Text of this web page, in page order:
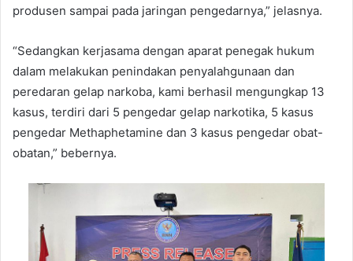
produsen sampai pada jaringan pengedarnya,” jelasnya.
“Sedangkan kerjasama dengan aparat penegak hukum
dalam melakukan penindakan penyalahgunaan dan
peredaran gelap narkoba, kami berhasil mengungkap 13
kasus, terdiri dari 5 pengedar gelap narkotika, 5 kasus
pengedar Methaphetamine dan 3 kasus pengedar obat-
obatan,” bebernya.